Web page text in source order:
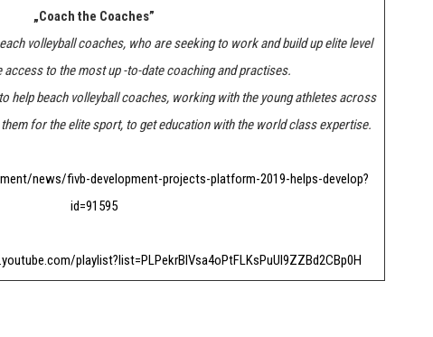
„Coach the Coaches”
volleyball coaches, who are seeking to work and build up elite level
access to the most up -to-date coaching and practises.
help beach volleyball coaches, working with the young athletes across
for the elite sport, to get education with the world class expertise.
news/fivb-development-projects-platform-2019-helps-develop?
id=91595
playlist?list=PLPekrBIVsa4oPtFLKsPuUI9ZZBd2CBp0H